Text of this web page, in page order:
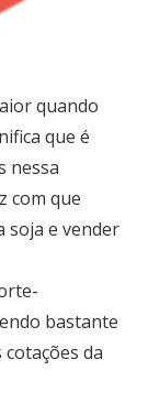
quando
que é
nessa
com que
soja e vender
bastante
da